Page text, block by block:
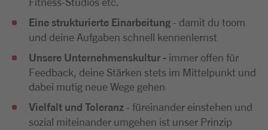
Eine strukturierte Einarbeitung - damit du toom
und deine Aufgaben schnell kennenlernst
Unsere Unternehmenskultur - immer offen für
Feedback, deine Stärken stets im Mittelpunkt und
dabei mutig neue Wege gehen
Vielfalt und Toleranz - füreinander einstehen und
sozial miteinander umgehen ist unser Prinzip